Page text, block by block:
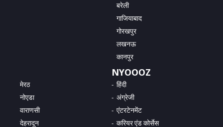
बरेली
गाजियाबाद
गोरखपुर
लखनऊ
कानपुर
मेरठ
नोएडा
वाराणसी
देहरादून
NYOOOZ
हिंदी
अंग्रेजी
एंटरटेनमेंट
करियर एंड कोर्सेस